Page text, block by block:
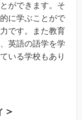
ができます。そ
に学ぶことがで
です。また教育
英語の語学を学
いる学校もあり
＞